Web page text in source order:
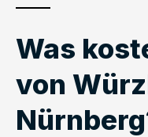
Was
von